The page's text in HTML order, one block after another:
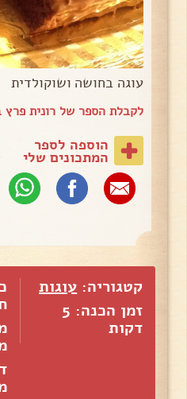
עוגה בחושה ושוקולדית
לקבלת הספר של רונית פרץ
הוספה לספר
המתכונים שלי
קטגוריה: עוגות
זמן הכנה: 5
דקות